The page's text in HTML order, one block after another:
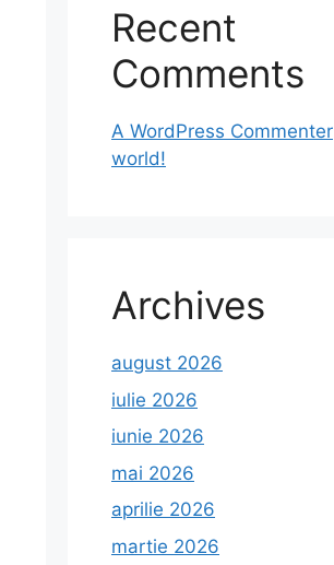
Recent
Comments
A WordPress Commenter
world!
Archives
august 2026
iulie 2026
iunie 2026
mai 2026
aprilie 2026
martie 2026